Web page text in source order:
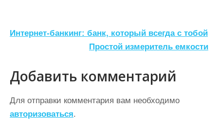
Н
в
и
г
а
Интернет-банкинг: банк, который всегда с тобой
Простой измеритель емкости
Добавить комментарий
Для отправки комментария вам необходимо
авторизоваться.